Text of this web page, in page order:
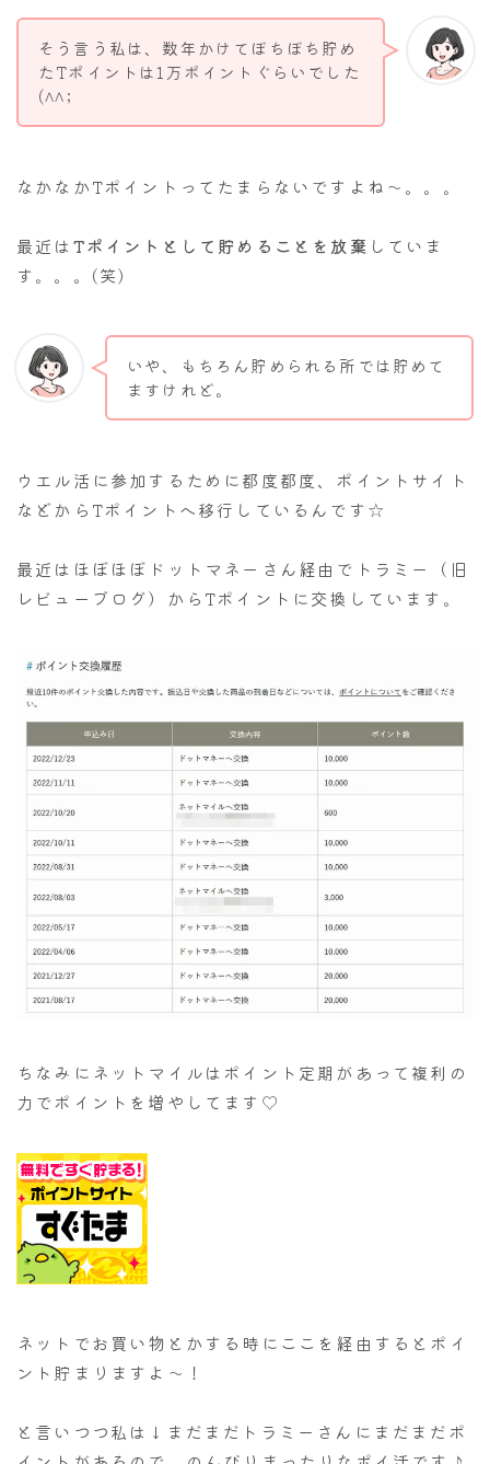
そう言う私は、数年かけてぼちぼち貯め
たTポイントは1万ポイントぐらいでした
(^^;
なかなかTポイントってたまらないですよね～。。。
最近はTポイントとして貯めることを放棄 していま
す。。。(笑)
いや、もちろん貯められる所では貯めて
ますけれど。
ウエル活に参加するために都度都度、ポイントサイト
などからTポイントへ移行しているんです☆
最近はほぼほぼドットマネーさん経由でトラミー（旧
レビューブログ）からTポイントに交換しています。
ちなみにネットマイルはポイント定期があって複利の
力でポイントを増やしてます♡
ネットでお買い物とかする時にここを経由するとポイ
ント貯まりますよ～！
と言いつつ私は↓まだまだトラミーさんにまだまだポ